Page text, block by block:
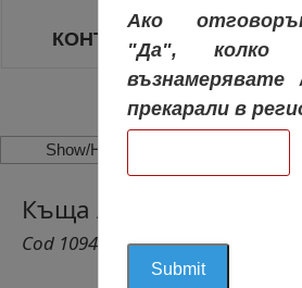
КОНТАКТИ
Show/Hide Left Side
Къща Алеон, Констанца
Cod 1094
Ако
"Да", колко
прекарали в